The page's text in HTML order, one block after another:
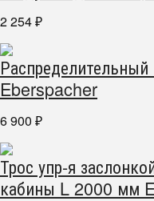
2 254 ₽
Eberspacher
6 900 ₽
Трос упр-я
кабины L 2000 мм